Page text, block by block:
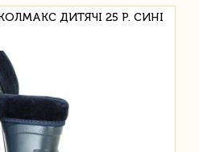
ДИТЯЧІ 25 Р. СИНІ